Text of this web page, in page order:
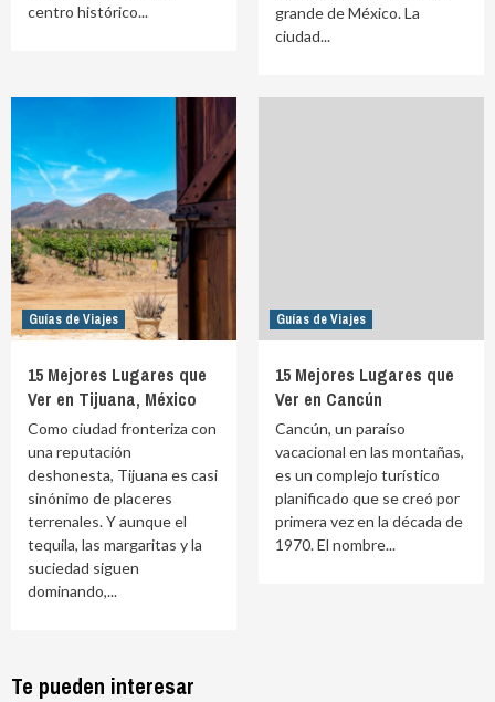
centro histórico...
grande de México. La
ciudad...
Guías de Viajes
15 Mejores Lugares que
Ver en Tijuana, México
Como ciudad fronteriza con
una reputación
deshonesta, Tijuana es casi
sinónimo de placeres
terrenales. Y aunque el
tequila, las margaritas y la
suciedad siguen
dominando,...
Guías de Viajes
15 Mejores Lugares que
Ver en Cancún
Cancún, un paraíso
vacacional en las montañas,
es un complejo turístico
planificado que se creó por
primera vez en la década de
1970. El nombre...
Te pueden interesar